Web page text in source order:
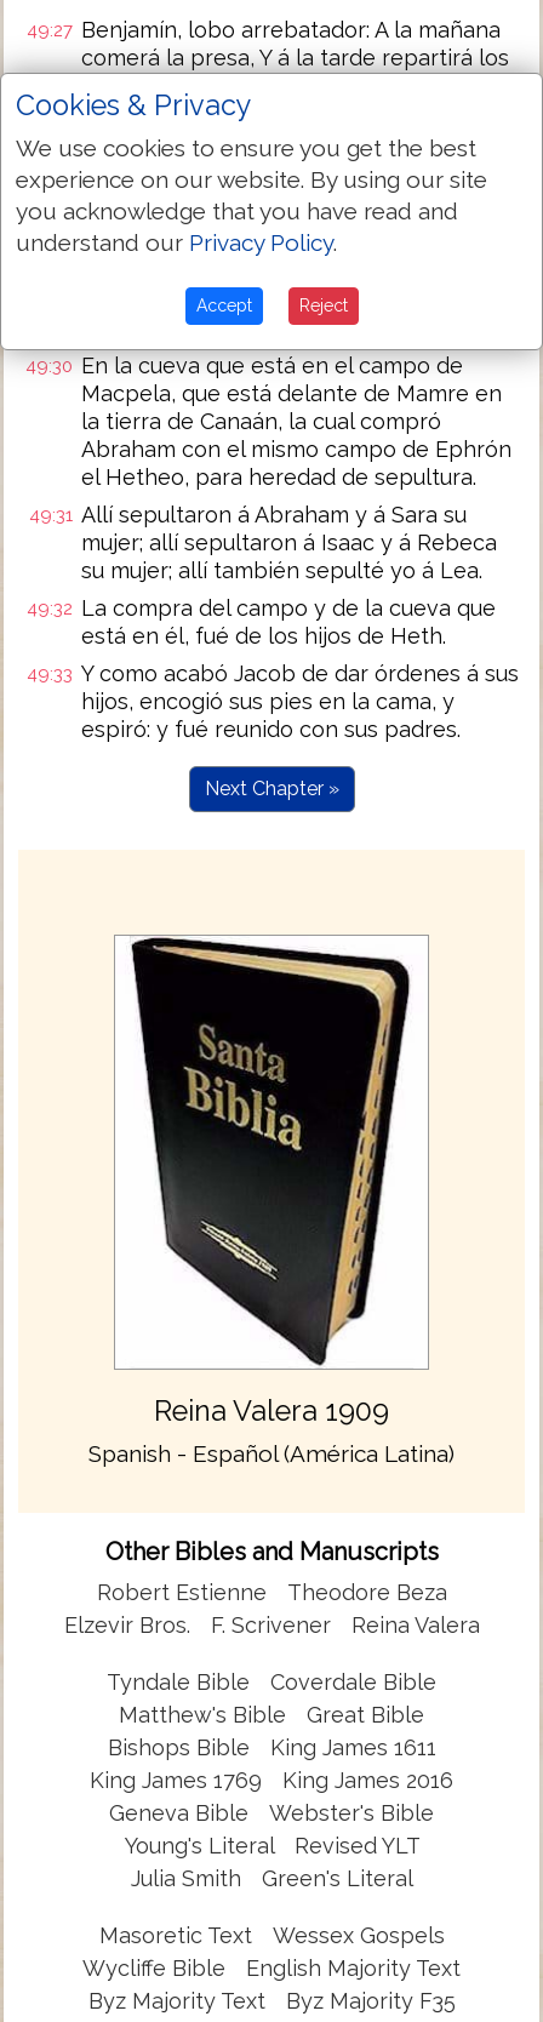
49:27 Benjamín, lobo arrebatador: A la mañana
comerá la presa, Y á la tarde repartirá los
Todos estos fueron las doce tribus de
Israel: y esto fué lo que su padre les dijo,
y bendíjolos; á cada uno por su bendición
los bendijo.
49:29 Mandóles luego, y díjoles: Yo voy á ser
mis padres en la cueva que está en el
campo de Ephrón el Hetheo;
49:30 En la cueva que está en el campo de
Macpela, que está delante de Mamre en
la tierra de Canaán, la cual compró
Abraham con el mismo campo de Ephrón
el Hetheo, para heredad de sepultura.
49:31 Allí sepultaron á Abraham y á Sara su
mujer; allí sepultaron á Isaac y á Rebeca
su mujer; allí también sepulté yo á Lea.
49:32 La compra del campo y de la cueva que
está en él, fué de los hijos de Heth.
49:33 Y como acabó Jacob de dar órdenes á sus
hijos, encogió sus pies en la cama, y
espiró: y fué reunido con sus padres.
Next Chapter »
Reina Valera 1909
Spanish - Español (América Latina)
Other Bibles and Manuscripts
Robert Estienne
Theodore Beza
Elzevir Bros.
F. Scrivener Reina Valera
Tyndale Bible
Coverdale Bible
Matthew's Bible
Great Bible
Bishops Bible
King James 1611
King James 1769
King James 2016
Geneva Bible
Webster's Bible
Young's Literal
Revised YLT
Julia Smith
Green's Literal
Masoretic Text
Wessex Gospels
Wycliffe Bible
English Majority Text
Byz Majority Text
Byz Majority F35
Cookies & Privacy
We use cookies to ensure you get the best
experience on our website. By using our site
you acknowledge that you have read and
understand our Privacy Policy.
Accept Reject